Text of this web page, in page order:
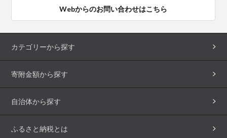
Webからのお問い合わせはこちら
カテゴリーから探す
寄附金額から探す
自治体から探す
ふるさと納税とは